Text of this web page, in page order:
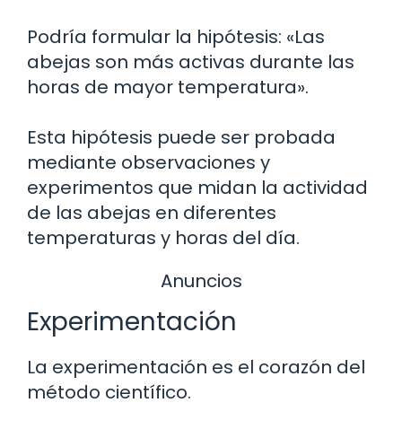
Podría formular la hipótesis: «Las
abejas son más activas durante las
horas de mayor temperatura».
Esta hipótesis puede ser probada
mediante observaciones y
experimentos que midan la actividad
de las abejas en diferentes
temperaturas y horas del día.
Anuncios
Experimentación
La experimentación es el corazón del
método científico.